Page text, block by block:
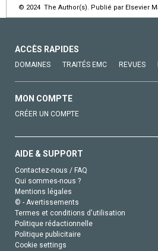
© 2024 The Author(s). Publié par Elsevier
ACCÈS RAPIDES
DOMAINES TRAITÉS EMC REVUES
MON COMPTE
CRÉER UN COMPTE
AIDE & SUPPORT
Contactez-nous / FAQ
Qui sommes-nous ?
Mentions légales
© - Avertissements
Termes et conditions d'utilisation
Politique rédactionnelle
Politique publicitaire
Cookie settings